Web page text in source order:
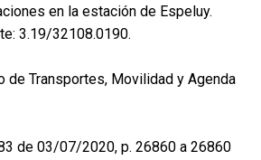
en la estación de Espeluy.
3.19/32108.0190.
de Transportes, Movilidad y Agenda
de 03/07/2020, p. 26860 a 26860